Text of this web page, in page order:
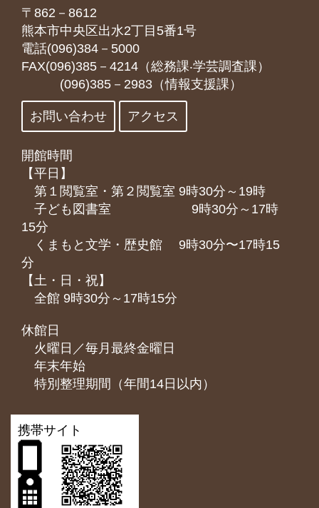
〒862－8612
熊本市中央区出水2丁目5番1号
電話(096)384－5000
FAX(096)385－4214（総務課‧学芸調査課）
(096)385－2983（情報支援課）
お問い合わせ アクセス
開館時間
【平日】
第１閲覧室・第２閲覧室 9時30分～19時
子ども図書室 9時30分～17時
15分
くまもと⽂学・歴史館 9時30分〜17時15
分
【土・日・祝】
全館 9時30分～17時15分
休館日
火曜日／毎月最終金曜日
年末年始
特別整理期間（年間14日以内）
携帯サイト